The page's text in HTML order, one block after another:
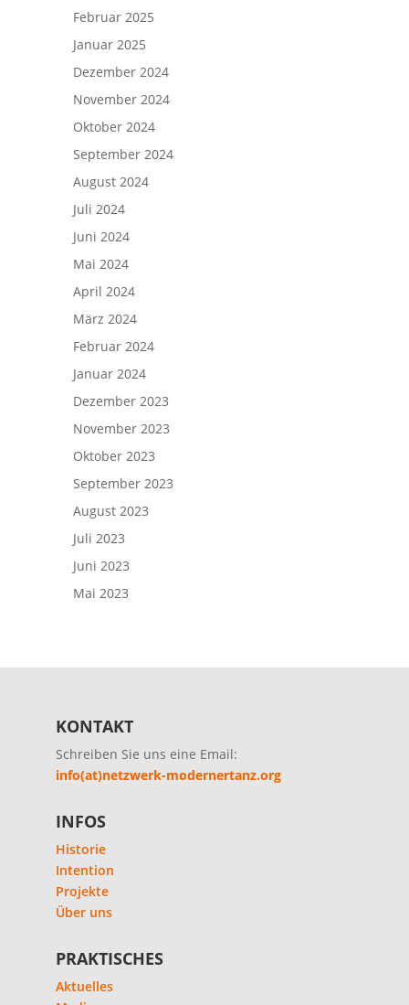
Februar 2025
Januar 2025
Dezember 2024
November 2024
Oktober 2024
September 2024
August 2024
Juli 2024
Juni 2024
Mai 2024
April 2024
März 2024
Februar 2024
Januar 2024
Dezember 2023
November 2023
Oktober 2023
September 2023
August 2023
Juli 2023
Juni 2023
Mai 2023
KONTAKT
Schreiben Sie uns eine Email:
info(at)netzwerk-modernertanz.org
INFOS
Historie
Intention
Projekte
Über uns
PRAKTISCHES
Aktuelles